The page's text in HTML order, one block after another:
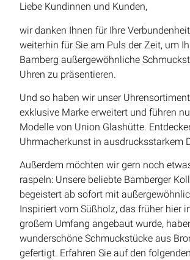
Liebe Kundinnen und Kunden,
wir danken Ihnen für Ihre
weiterhin für Sie am Puls der Zeit, um
Bamberg außergewöhnliche
Uhren zu präsentieren.
Und so haben wir unser
exklusive Marke erweitert und führen
Modelle von Union Glashütte.
Uhrmacherkunst in ausdrucksstarkem
Außerdem möchten wir gern noch
raspeln: Unsere beliebte Bamberger
begeistert ab sofort mit
Inspiriert vom Süßholz, das früher hier
großem Umfang angebaut wurde,
wunderschöne Schmuckstücke aus
gefertigt. Erfahren Sie auf den